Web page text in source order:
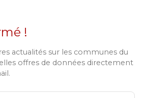
!
actualités sur les communes du
offres de données directement